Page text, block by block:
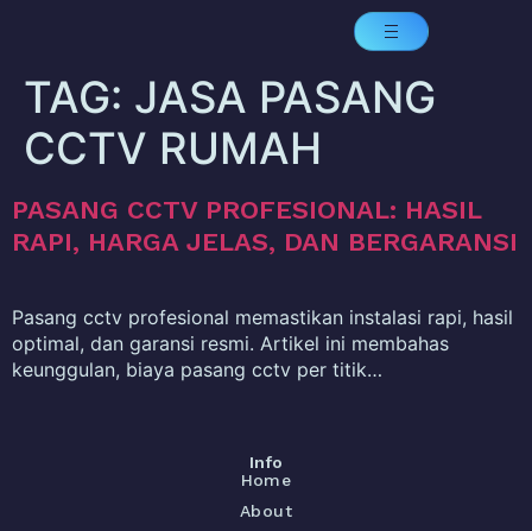
TAG: JASA PASANG
CCTV RUMAH
PASANG CCTV PROFESIONAL: HASIL
RAPI, HARGA JELAS, DAN BERGARANSI
Pasang cctv profesional memastikan instalasi rapi, hasil
optimal, dan garansi resmi. Artikel ini membahas
keunggulan, biaya pasang cctv per titik…
Info
Home
About